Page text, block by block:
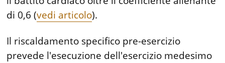
di 0,6 (vedi articolo).
Il riscaldamento specifico pre-esercizio
prevede l'esecuzione dell'esercizio medesimo